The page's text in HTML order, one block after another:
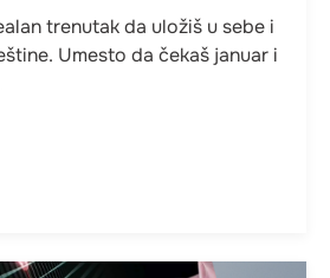
trenutak da uložiš u sebe i
Umesto da čekaš januar i